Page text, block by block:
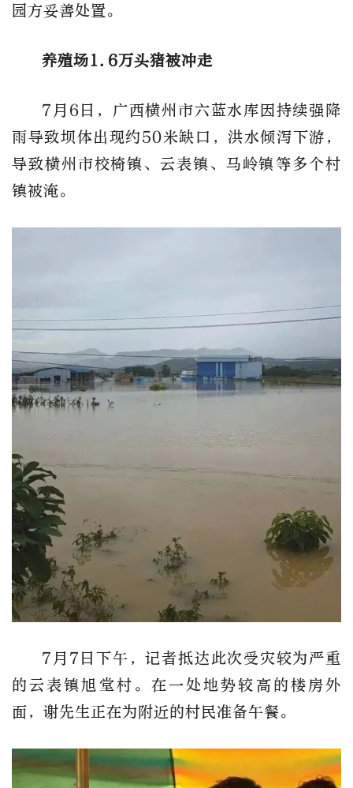
园方妥善处置。
养殖场1.6万头猪被冲走
7月6日，广西横州市六蓝水库因持续强降
雨导致坝体出现约50米缺口，洪水倾泻下游，
导致横州市校椅镇、云表镇、马岭镇‌等多个村
镇被淹。
7月7日下午，记者抵达此次受灾较为严重
的云表镇旭堂村。在一处地势较高的楼房外
面，谢先生正在为附近的村民准备午餐。